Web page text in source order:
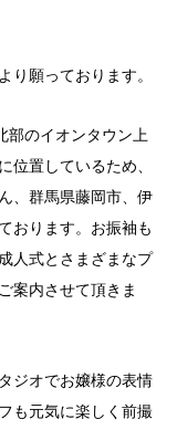
願っております。
部のイオンタウン上
位置しているため、
、群馬県藤岡市、伊
おります。お振袖も
人式とさまざまなプ
案内させて頂きま
ジオでお嬢様の表情
も元気に楽しく前撮